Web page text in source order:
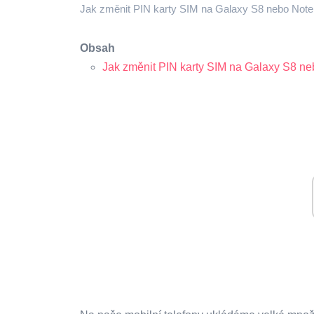
Jak změnit PIN karty SIM na Galaxy S8 nebo
Obsah
Jak změnit PIN karty SIM na Galaxy S8